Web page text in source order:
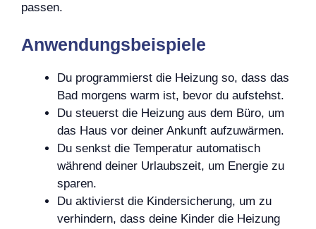
passen.
Anwendungsbeispiele
Du programmierst die Heizung so, dass das
Bad morgens warm ist, bevor du aufstehst.
Du steuerst die Heizung aus dem Büro, um
das Haus vor deiner Ankunft aufzuwärmen.
Du senkst die Temperatur automatisch
während deiner Urlaubszeit, um Energie zu
sparen.
Du aktivierst die Kindersicherung, um zu
verhindern, dass deine Kinder die Heizung